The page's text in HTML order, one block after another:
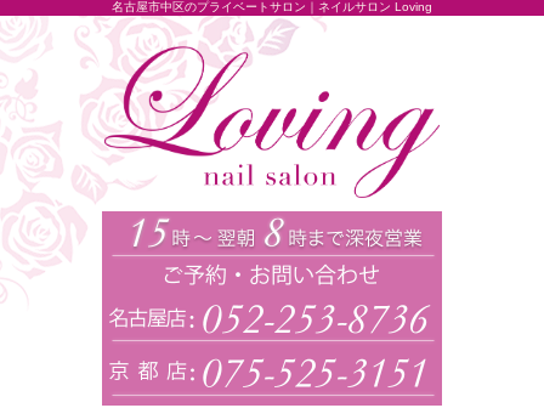
名古屋市中区のプライベートサロン｜ネイルサロン Loving